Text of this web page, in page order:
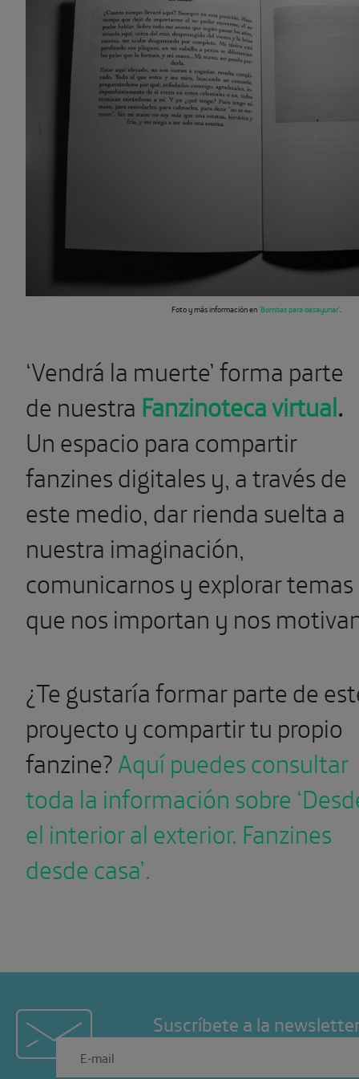
Foto y más información en‘Bombas para desayunar’.
‘Vendrá la muerte’ forma parte
de nuestra Fanzinoteca virtual.
Un espacio para compartir
fanzines digitales y, a través de
este medio, dar rienda suelta a
nuestra imaginación,
comunicarnos y explorar temas
que nos importan y nos
¿Te gustaría formar parte de
proyecto y compartir tu propio
fanzine?Aquí puedes consultar
toda la información sobre
el interior al exterior. Fanzines
desde casa’.
Suscríbete a la